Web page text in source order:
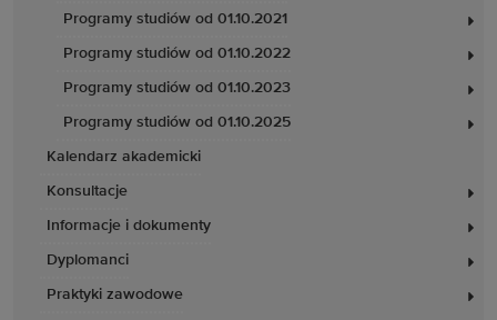
Programy studiów od 01.10.2021
Programy studiów od 01.10.2022
Programy studiów od 01.10.2023
Programy studiów od 01.10.2025
Kalendarz akademicki
Konsultacje
Informacje i dokumenty
Dyplomanci
Praktyki zawodowe